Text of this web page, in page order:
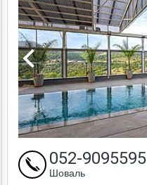
052-9095595
Шоваль